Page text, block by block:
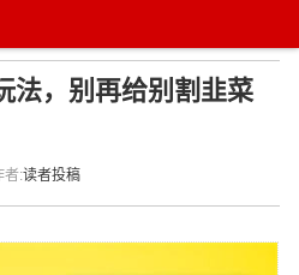
法，别再给别割韭菜
者:读者投稿